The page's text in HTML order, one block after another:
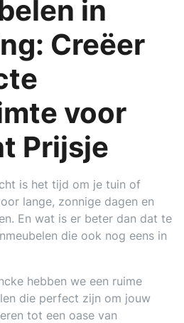
in
Creëer
voor
Prijsje
is het tijd om je tuin of
lange, zonnige dagen en
En wat is er beter dan dat te
die ook nog eens in
hebben we een ruime
die perfect zijn om jouw
tot een oase van